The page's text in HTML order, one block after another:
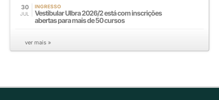
30
JUL
INGRESSO
Vestibular Ulbra 2026/2 está com inscrições
abertas para mais de 50 cursos
ver mais »